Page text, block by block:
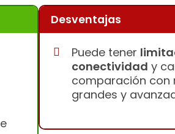
Desventajas
Puede tener
conectividad y
comparación con
grandes y